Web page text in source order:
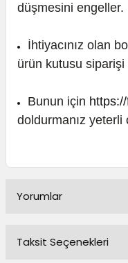
düşmesini engeller.
İhtiyacınız olan
ürün kutusu
Bunun için
doldurmanız yeterli
Yorumlar
Taksit Seçenekleri